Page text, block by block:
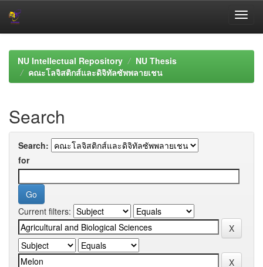
navigationNU Intellectual Repository
NU Thesis
คณะโลจิสติกส์และดิจิทัลซัพพลายเชน
Search
Search:
for
Current filters: